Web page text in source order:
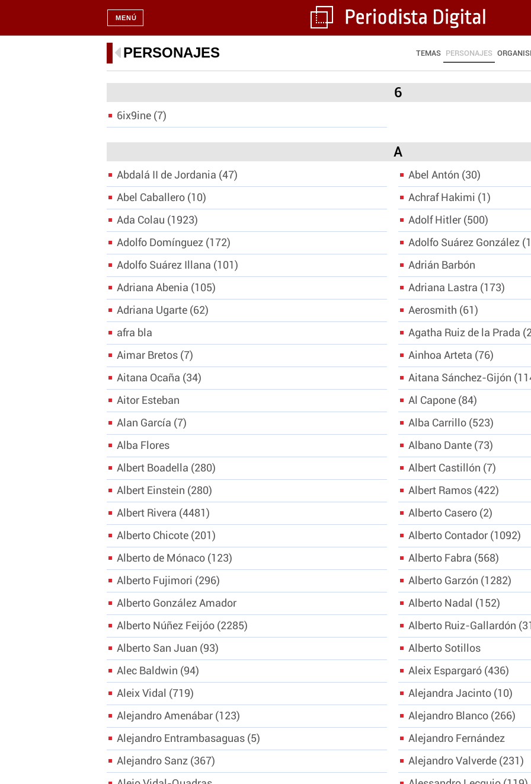
MENÚ
PERSONAJES TEMAS PERSONAJES
6
6ix9ine 7
A
Abdalá II de Jordania 47 Abel Antón
30
Abel Caballero 10 Achraf Hakimi
1
Ada Colau
1923 Adolf Hitler 500
Adolfo Domínguez 172 Adolfo Suárez González
Adolfo Suárez Illana
101
Adrián Barbón
Adriana Abenia
105 Adriana Lastra
173
Adriana Ugarte 62 Aerosmith
61
afra bla
Agatha Ruiz de la Prada
Aimar Bretos 7 Ainhoa Arteta
76
Aitana Ocaña
34 Aitana Sánchez-Gijón
Aitor Esteban
Al Capone 84
Alan García
7 Alba Carrillo 523
Alba Flores
Albano Dante 73
Albert Boadella
280 Albert Castillón
7
Albert Einstein
280 Albert Ramos 422
Albert Rivera 4481 Alberto Casero 2
Alberto Chicote 201 Alberto Contador 1092
Alberto de Mónaco 123 Alberto Fabra
568
Alberto Fujimori
296 Alberto Garzón
1282
Alberto González Amador
Alberto Nadal
152
Alberto Núñez Feijóo 2285 Alberto Ruiz-Gallardón
Alberto San Juan 93
Alberto Sotillos
Alec Baldwin 94 Aleix Espargaró 436
Aleix Vidal
719 Alejandra Jacinto 10
Alejandro Amenábar 123 Alejandro Blanco 266
Alejandro Entrambasaguas 5
Alejandro Fernández
Alejandro Sanz 367 Alejandro Valverde 231